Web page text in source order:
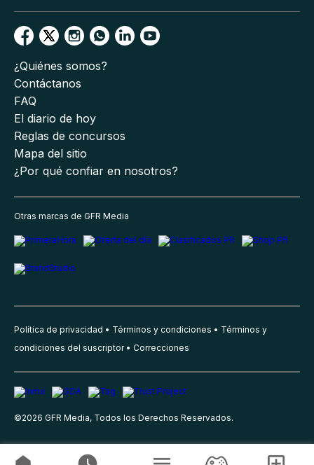
¿Quiénes somos?
Contáctanos
FAQ
El diario de hoy
Reglas de concursos
Mapa del sitio
¿Por qué confiar en nosotros?
Otras marcas de GFR Media
Política de privacidad Términos y condiciones
Términos y
condiciones del suscriptor
Correcciones
©2026 GFR Media, Todos los Derechos Reservados.